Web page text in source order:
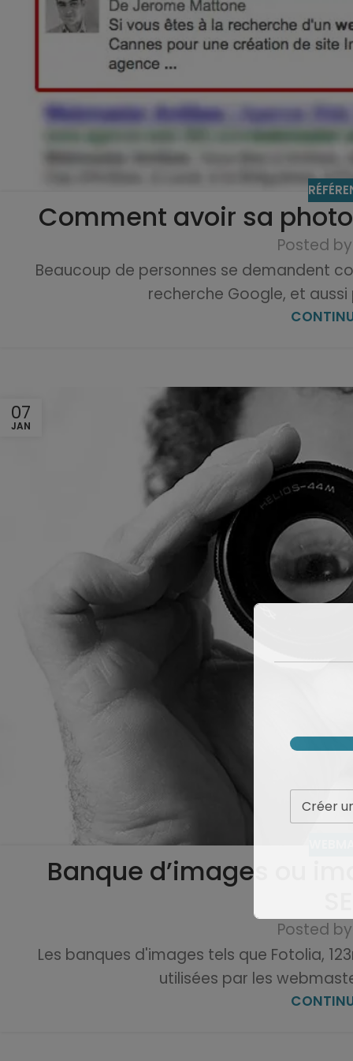
Comment avoir sa
Posted by
Beaucoup de personnes se demandent
recherche Google, et
07
JAN
Banque d’images ou
Posted by
Les banques d'images tels que Fotolia,
utilisées par les